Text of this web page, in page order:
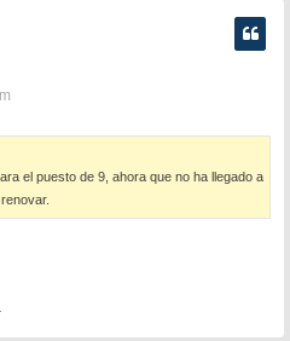
el puesto de 9, ahora que no ha llegado a